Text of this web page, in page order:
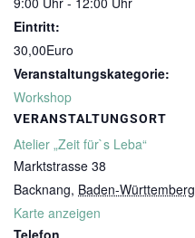
Eintritt:
30,00Euro
Veranstaltungskategorie:
Workshop
VERANSTALTUNGSORT
Atelier „Zeit für`s Leba“
Marktstrasse 38
Backnang, Baden-Württemberg
Karte anzeigen
Telefon